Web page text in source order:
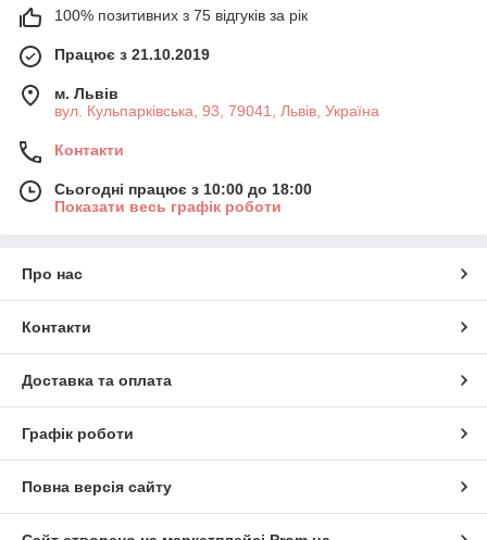
100% позитивних з 75 відгуків за рік
Працює з 21.10.2019
м. Львів
вул. Кульпарківська, 93, 79041, Львів, Україна
Контакти
Сьогодні працює з 10:00 до 18:00
Показати весь графік роботи
Про нас
Контакти
Доставка та оплата
Графік роботи
Повна версія сайту